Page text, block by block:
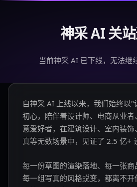
神采 AI 关
当前神采 AI 已下线，无法继
自神采 AI 上线以来，我们始终以
初心，陪伴着设计师、电商从业
意爱好者，在建筑设计、室内装
真等无数场景中，见证了 2.5 亿+
每一份草图的渲染落地、每一张商
每一组写真的风格蜕变，都离不